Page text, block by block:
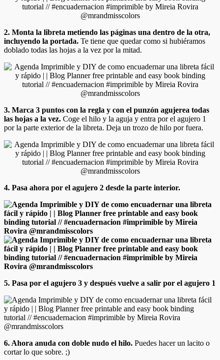
2. Monta la libreta metiendo las páginas una dentro de la otra,
incluyendo la portada. Te tiene que quedar como si hubiéramos
doblado todas las hojas a la vez por la mitad.
3. Marca 3 puntos con la regla y con el punzón agujerea todas
las hojas a la vez. Coge el hilo y la aguja y entra por el agujero 1
por la parte exterior de la libreta. Deja un trozo de hilo por fuera.
4. Pasa ahora por el agujero 2 desde la parte interior.
5. Pasa por el agujero 3 y después vuelve a salir por el agujero 1
6. Ahora anuda con doble nudo el hilo. Puedes hacer un lacito o
cortar lo que sobre. ;)